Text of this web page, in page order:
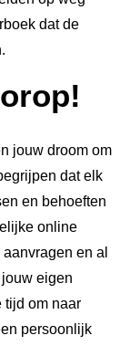
dat de
jouw droom om
dat elk
en behoeften
online
en al
eigen
tijd om naar
persoonlijk